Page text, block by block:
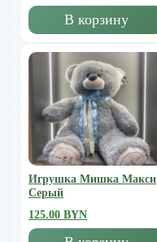
В корзину
Игрушка Мишка Mакси
Серый
125.00 BYN